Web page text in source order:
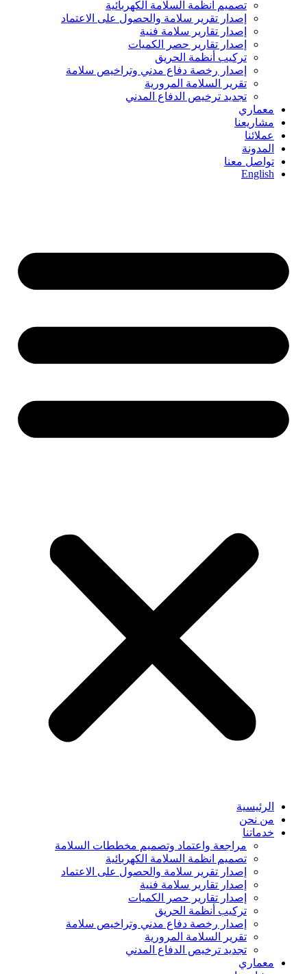
تصميم انظمة السلامة الكهربائية
إصدار تقرير سلامة والحصول على الاعتماد
إصدار تقارير سلامة فنية
إصدار تقارير حصر الكميات
تركيب أنظمة الحريق
إصدار رخصة دفاع مدني وتراخيص سلامة
تقرير السلامة المرورية
تجديد ترخيص الدفاع المدني
معماري
مشاريعنا
عملائنا
المدونة
تواصل معنا
English
الرئيسية
من نحن
خدماتنا
مراجعة واعتماد وتصميم مخططات السلامة
تصميم انظمة السلامة الكهربائية
إصدار تقرير سلامة والحصول على الاعتماد
إصدار تقارير سلامة فنية
إصدار تقارير حصر الكميات
تركيب أنظمة الحريق
إصدار رخصة دفاع مدني وتراخيص سلامة
تقرير السلامة المرورية
تجديد ترخيص الدفاع المدني
معماري